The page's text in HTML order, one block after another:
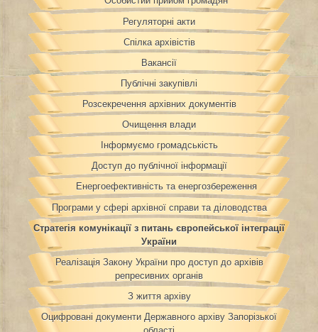
Регуляторні акти
Спілка архівістів
Вакансії
Публічні закупівлі
Розсекречення архівних документів
Очищення влади
Інформуємо громадськість
Доступ до публічної інформації
Енергоефективність та енергозбереження
Програми у сфері архівної справи та діловодства
Стратегія комунікації з питань європейської інтеграції
України
Реалізація Закону України про доступ до архівів
репресивних органів
З життя архіву
Оцифровані документи Державного архіву Запорізької